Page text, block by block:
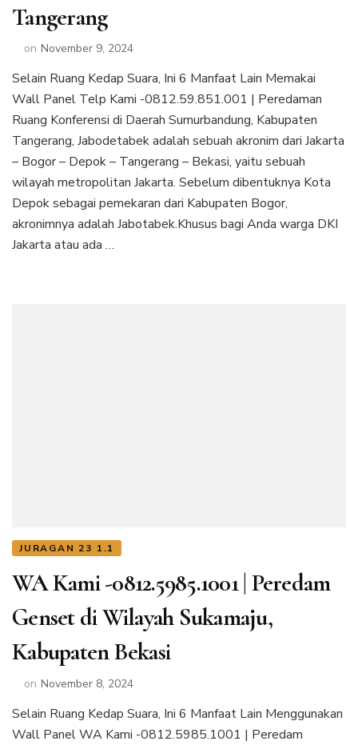
Tangerang
on November 9, 2024
Selain Ruang Kedap Suara, Ini 6 Manfaat Lain Memakai
Wall Panel Telp Kami -0812.59.851.001 | Peredaman
Ruang Konferensi di Daerah Sumurbandung, Kabupaten
Tangerang, Jabodetabek adalah sebuah akronim dari Jakarta
– Bogor – Depok – Tangerang – Bekasi, yaitu sebuah
wilayah metropolitan Jakarta. Sebelum dibentuknya Kota
Depok sebagai pemekaran dari Kabupaten Bogor,
akronimnya adalah Jabotabek.Khusus bagi Anda warga DKI
Jakarta atau ada …
JURAGAN 23 1.1
WA Kami -0812.5985.1001 | Peredam
Genset di Wilayah Sukamaju,
Kabupaten Bekasi
on November 8, 2024
Selain Ruang Kedap Suara, Ini 6 Manfaat Lain Menggunakan
Wall Panel WA Kami -0812.5985.1001 | Peredam